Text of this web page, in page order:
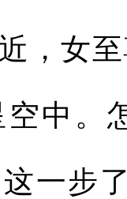
，女
中。
一步